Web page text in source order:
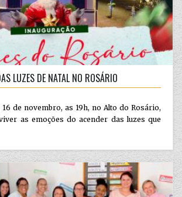
LUZES DE NATAL NO ROSÁRIO
de novembro, as 19h, no Alto do Rosário,
as emoções do acender das luzes que